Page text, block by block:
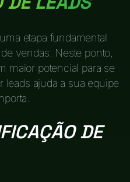
etapa fundamental
vendas. Neste ponto,
maior potencial para se
leads ajuda a sua equipe
DE